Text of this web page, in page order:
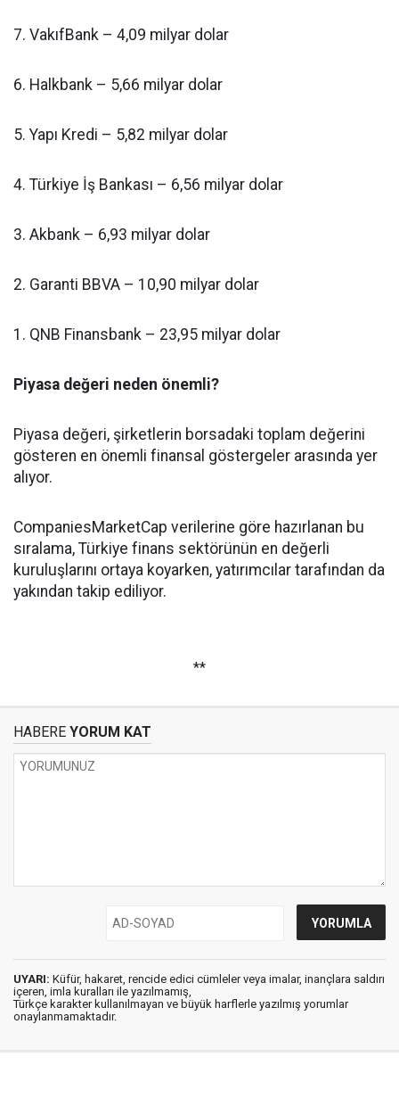
7. VakıfBank – 4,09 milyar dolar
6. Halkbank – 5,66 milyar dolar
5. Yapı Kredi – 5,82 milyar dolar
4. Türkiye İş Bankası – 6,56 milyar dolar
3. Akbank – 6,93 milyar dolar
2. Garanti BBVA – 10,90 milyar dolar
1. QNB Finansbank – 23,95 milyar dolar
Piyasa değeri neden önemli?
Piyasa değeri, şirketlerin borsadaki toplam değerini
gösteren en önemli finansal göstergeler arasında yer
alıyor.
CompaniesMarketCap verilerine göre hazırlanan bu
sıralama, Türkiye finans sektörünün en değerli
kuruluşlarını ortaya koyarken, yatırımcılar tarafından da
yakından takip ediliyor.
**
HABERE YORUM KAT
UYARI: Küfür, hakaret, rencide edici cümleler veya imalar, inançlara saldırı
içeren, imla kuralları ile yazılmamış,
Türkçe karakter kullanılmayan ve büyük harflerle yazılmış yorumlar
onaylanmamaktadır.